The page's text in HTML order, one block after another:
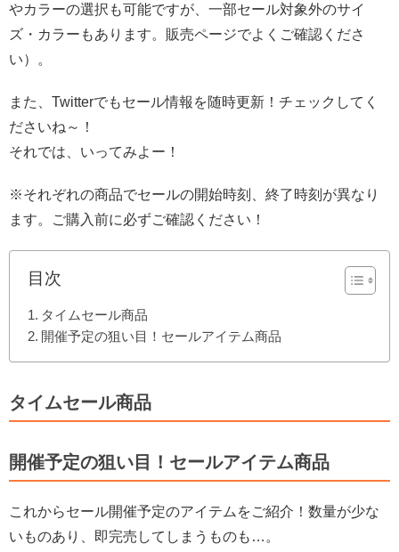
やカラーの選択も可能ですが、一部セール対象外のサイ
ズ・カラーもあります。販売ページでよくご確認くださ
い）。
また、Twitterでもセール情報を随時更新！チェックしてく
ださいね～！
それでは、いってみよー！
※それぞれの商品でセールの開始時刻、終了時刻が異なり
ます。ご購入前に必ずご確認ください！
目次
タイムセール商品
開催予定の狙い目！セールアイテム商品
タイムセール商品
開催予定の狙い目！セールアイテム商品
これからセール開催予定のアイテムをご紹介！数量が少な
いものあり、即完売してしまうものも…。